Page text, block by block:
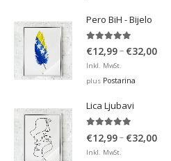
Pero BiH - Bijelo
5.00out of 5
€12,99– €32,00Price
Inkl. MwSt.
plus Postarina
Lica Ljubavi
€12,99– €32,00Price
Inkl. MwSt.